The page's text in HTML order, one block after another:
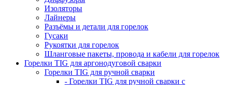
Изоляторы
Лайнеры
Разъёмы и детали для горелок
Гусаки
Рукоятки для горелок
Шланговые пакеты, провода и кабели для горелок
Горелки TIG для аргонодуговой сварки
Горелки TIG для ручной сварки
- Горелки TIG для ручной сварки с